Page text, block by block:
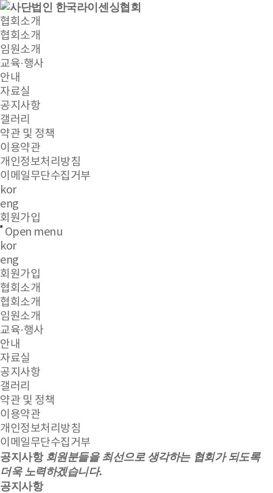
협회소개
협회소개
임원소개
교육·행사
안내
자료실
공지사항
갤러리
약관 및 정책
이용약관
개인정보처리방침
이메일무단수집거부
kor
eng
회원가입
Open menu
kor
eng
회원가입
협회소개
협회소개
임원소개
교육·행사
안내
자료실
공지사항
갤러리
약관 및 정책
이용약관
개인정보처리방침
이메일무단수집거부
공지사항 회원분들을 최선으로 생각하는 협회가 되도록
더욱 노력하겠습니다.
공지사항